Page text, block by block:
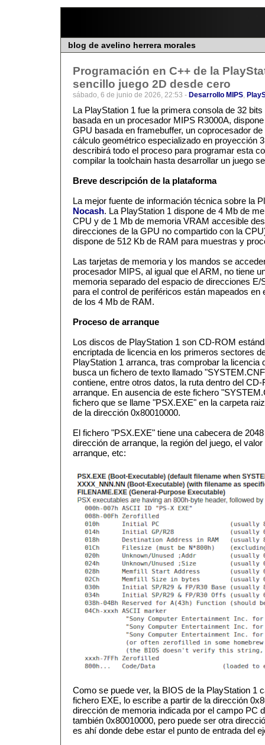
blog de avelino herrera morales
Programación en C++ de la
sencillo juego 2D desde cero
sábado, 6 de junio de 2026, 22:53 - Desarrollo MIPS,
La PlayStation 1 fue la primera consola de 32
basada en un procesador MIPS R3000A,
GPU basada en framebuffer, un coprocesador
cálculo geométrico especializado en proyección
describirá todo el proceso para programar esta
compilar la toolchain hasta desarrollar un juego
Breve descripción de la plataforma
La mejor fuente de información técnica sobre la
Nocash. La PlayStation 1 dispone de 4 Mb de
CPU y de 1 Mb de memoria VRAM accesible
direcciones de la GPU no compartido con la
dispone de 512 Kb de RAM para muestras y
Las tarjetas de memoria y los mandos se
procesador MIPS, al igual que el ARM, no tiene
memoria separado del espacio de direcciones E/
para el control de periféricos están mapeados
de los 4 Mb de RAM.
Proceso de arranque
Los discos de PlayStation 1 son CD-ROM
encriptada de licencia en los primeros sectores
PlayStation 1 arranca, tras comprobar la licencia
busca un fichero de texto llamado
contiene, entre otros datos, la ruta dentro del
arranque. En ausencia de este fichero
fichero que se llame "PSX.EXE" en la carpeta
de la dirección 0x80010000.
El fichero "PSX.EXE" tiene una cabecera de
dirección de arranque, la región del juego, el
arranque, etc:
Como se puede ver, la BIOS de la PlayStation 1
fichero EXE, lo escribe a partir de la dirección
dirección de memoria indicada por el campo PC
también 0x80010000, pero puede ser otra
es ahí donde debe estar el punto de entrada del